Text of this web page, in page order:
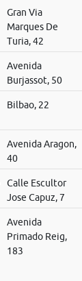
Gran Via
Marques De
Turia, 42
Avenida
Burjassot, 50
Bilbao, 22
Avenida Aragon,
40
Calle Escultor
Jose Capuz, 7
Avenida
Primado Reig,
183